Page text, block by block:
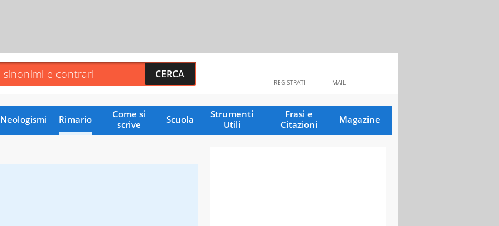
MAIL
REGISTRATI
Neologismi Rimario
Come si
scrive
Scuola
Strumenti
Utili
Frasi e
Citazioni
Magazine